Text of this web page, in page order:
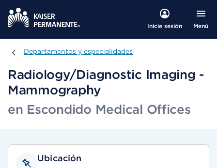
Inicie sesión Menú
Departamentos y especialidades
Departamentos y especialidades
Radiology/Diagnostic Imaging -
Mammography
en Escondido Medical Offices
Ubicación